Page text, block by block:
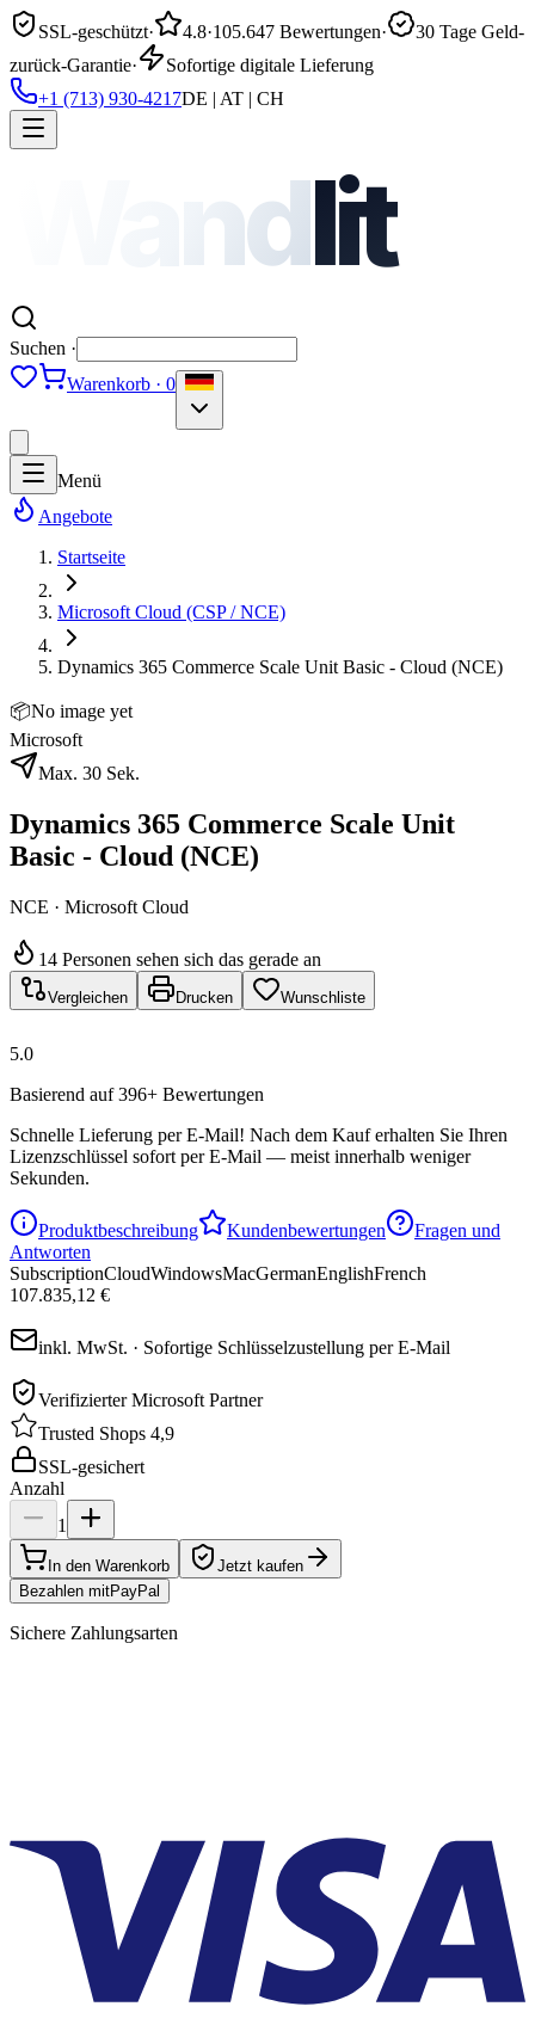
SSL-geschützt· 4.8·105.647 Bewertungen·
30 Tage Geld-
zurück-Garantie·
Sofortige digitale Lieferung
+1 (713) 930-4217DE | AT | CH
Wandlit
Suchen ·
Warenkorb · 0
Menü
Angebote
Startseite
Microsoft Cloud (CSP / NCE)
Dynamics 365 Commerce Scale Unit Basic - Cloud (NCE)
📦No image yet
Microsoft
Max. 30 Sek.
Dynamics 365 Commerce Scale Unit
Basic - Cloud (NCE)
NCE · Microsoft Cloud
14 Personen sehen sich das gerade an
Vergleichen Drucken Wunschliste
5.0
Basierend auf 396+ Bewertungen
Schnelle Lieferung per E-Mail! Nach dem Kauf erhalten Sie Ihren
Lizenzschlüssel sofort per E-Mail — meist innerhalb weniger
Sekunden.
Produktbeschreibung Kundenbewertungen
Fragen und
Antworten
SubscriptionCloudWindowsMacGermanEnglishFrench
107.835,12 €
inkl. MwSt. · Sofortige Schlüsselzustellung per E-Mail
Verifizierter Microsoft Partner
Trusted Shops 4,9
SSL-gesichert
Anzahl
1
In den Warenkorb
Jetzt kaufen
Bezahlen mitPayPal
Sichere Zahlungsarten